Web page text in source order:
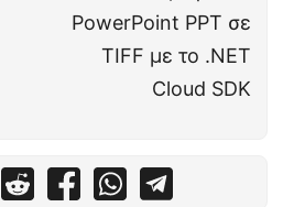
PowerPoint PPT σε
TIFF με το .NET
Cloud SDK